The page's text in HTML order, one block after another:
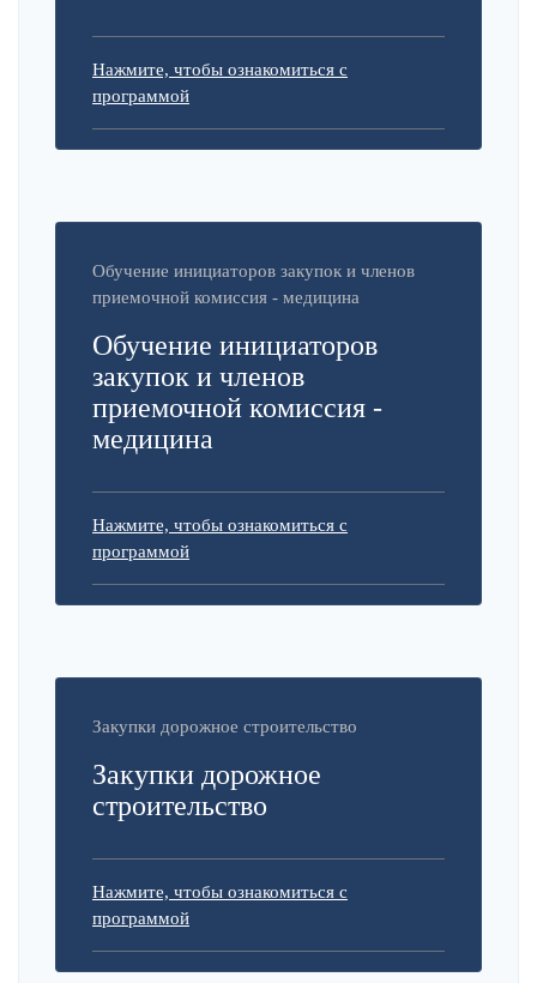
Нажмите, чтобы ознакомиться с
программой
Обучение инициаторов закупок и членов
приемочной комиссия - медицина
Обучение инициаторов
закупок и членов
приемочной комиссия -
медицина
Нажмите, чтобы ознакомиться с
программой
Закупки дорожное строительство
Закупки дорожное
строительство
Нажмите, чтобы ознакомиться с
программой